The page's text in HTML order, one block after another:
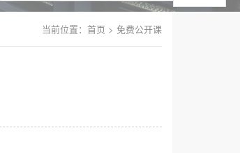
当前位置： 首页 > 免费公开课